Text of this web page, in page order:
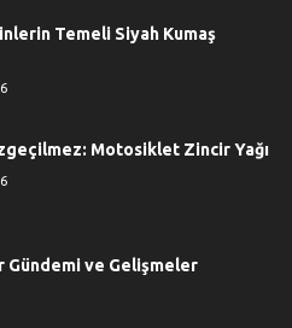
Temeli Siyah Kumaş
Motosiklet Zincir Yağı
Gündemi ve Gelişmeler